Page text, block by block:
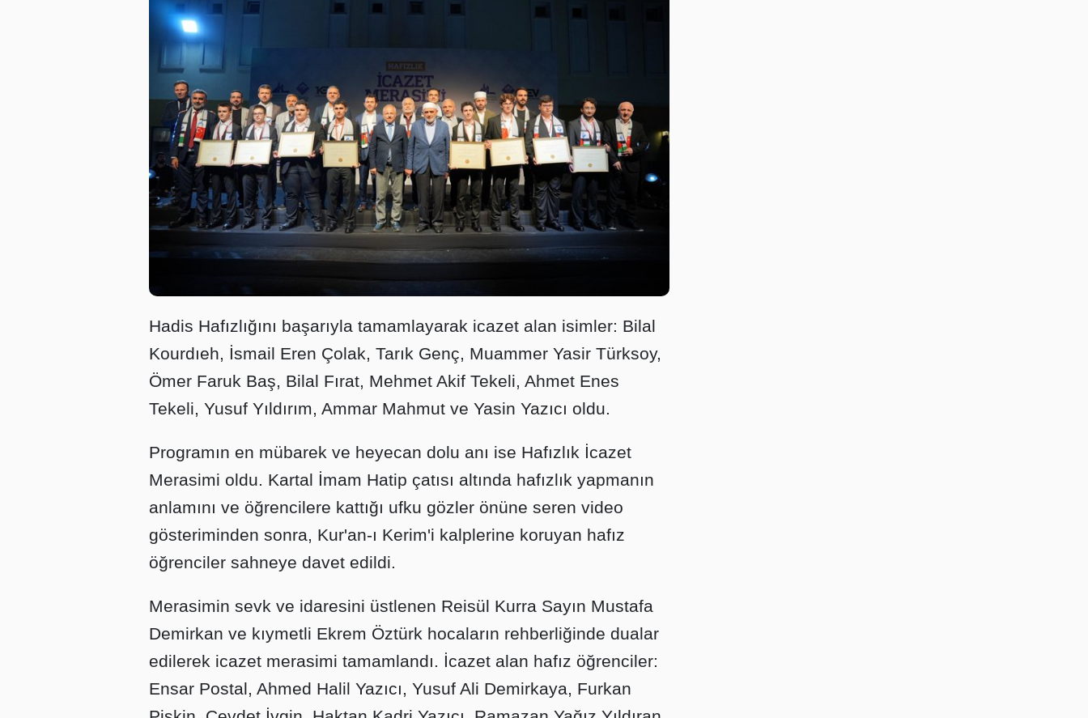
Hadis Hafızlığını başarıyla tamamlayarak icazet alan isimler: Bilal
Kourdıeh, İsmail Eren Çolak, Tarık Genç, Muammer Yasir Türksoy,
Ömer Faruk Baş, Bilal Fırat, Mehmet Akif Tekeli, Ahmet Enes
Tekeli, Yusuf Yıldırım, Ammar Mahmut ve Yasin Yazıcı oldu.
Programın en mübarek ve heyecan dolu anı ise Hafızlık İcazet
Merasimi oldu. Kartal İmam Hatip çatısı altında hafızlık yapmanın
anlamını ve öğrencilere kattığı ufku gözler önüne seren video
gösteriminden sonra, Kur'an-ı Kerim'i kalplerine koruyan hafız
öğrenciler sahneye davet edildi.
Merasimin sevk ve idaresini üstlenen Reisül Kurra Sayın Mustafa
Demirkan ve kıymetli Ekrem Öztürk hocaların rehberliğinde dualar
edilerek icazet merasimi tamamlandı. İcazet alan hafız öğrenciler:
Ensar Postal, Ahmed Halil Yazıcı, Yusuf Ali Demirkaya, Furkan